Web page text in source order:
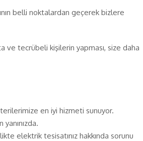
belli noktalardan geçerek bizlere
ve tecrübeli kişilerin yapması, size daha
en iyi hizmeti sunuyor.
yanınızda.
elektrik tesisatınız hakkında sorunu